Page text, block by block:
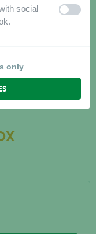
social
off on
only